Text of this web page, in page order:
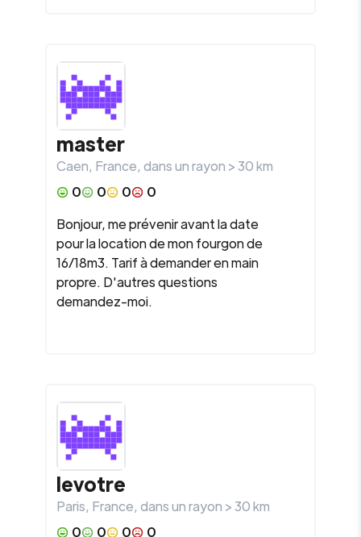
master
Caen, France, dans un rayon >30km
0
0 0
0
Bonjour, me prévenir avant la date
pour la location de mon fourgon de
16/18m3. Tarif à demander en main
propre. D'autres questions
demandez-moi.
levotre
Paris, France, dans un rayon >30km
0
0 0 0